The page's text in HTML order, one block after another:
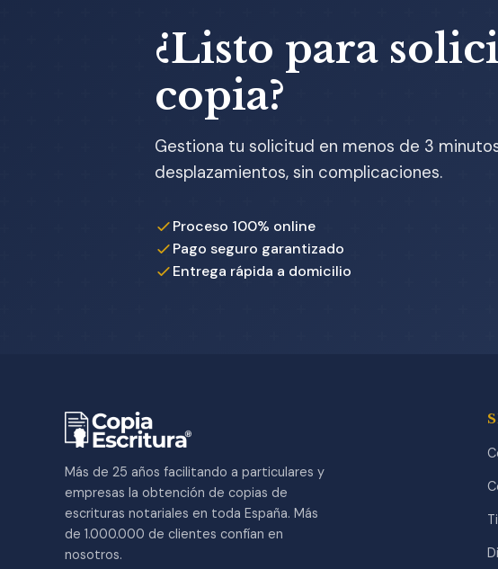
¿Listo para
copia?
Gestiona tu solicitud en menos de 3
desplazamientos, sin complicaciones.
Proceso 100% online
Pago seguro garantizado
Entrega rápida a domicilio
Más de 25 años facilitando a particulares y
empresas la obtención de copias de
escrituras notariales en toda España. Más
de 1.000.000 de clientes confían en
nosotros.